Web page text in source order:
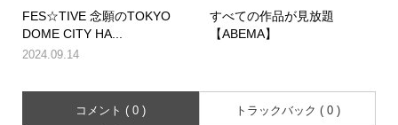
FES☆TIVE 念願のTOKYO
DOME CITY HA...
2024.09.14
すべての作品が見放題
【ABEMA】
コメント ( 0 ) トラックバック ( 0 )